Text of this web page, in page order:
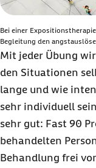
Bei einer
Begleitung den
Mit jeder Übung
den Situationen
lange und wie
sehr individuell
sehr gut: Fast 90
behandelten
Behandlung frei